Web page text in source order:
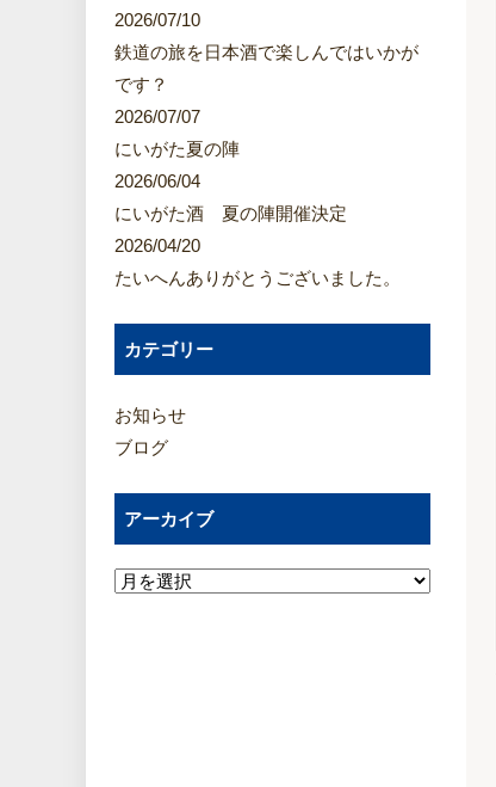
2026/07/10
鉄道の旅を日本酒で楽しんではいかが
です？
2026/07/07
にいがた夏の陣
2026/06/04
にいがた酒 夏の陣開催決定
2026/04/20
たいへんありがとうございました。
カテゴリー
お知らせ
ブログ
アーカイブ